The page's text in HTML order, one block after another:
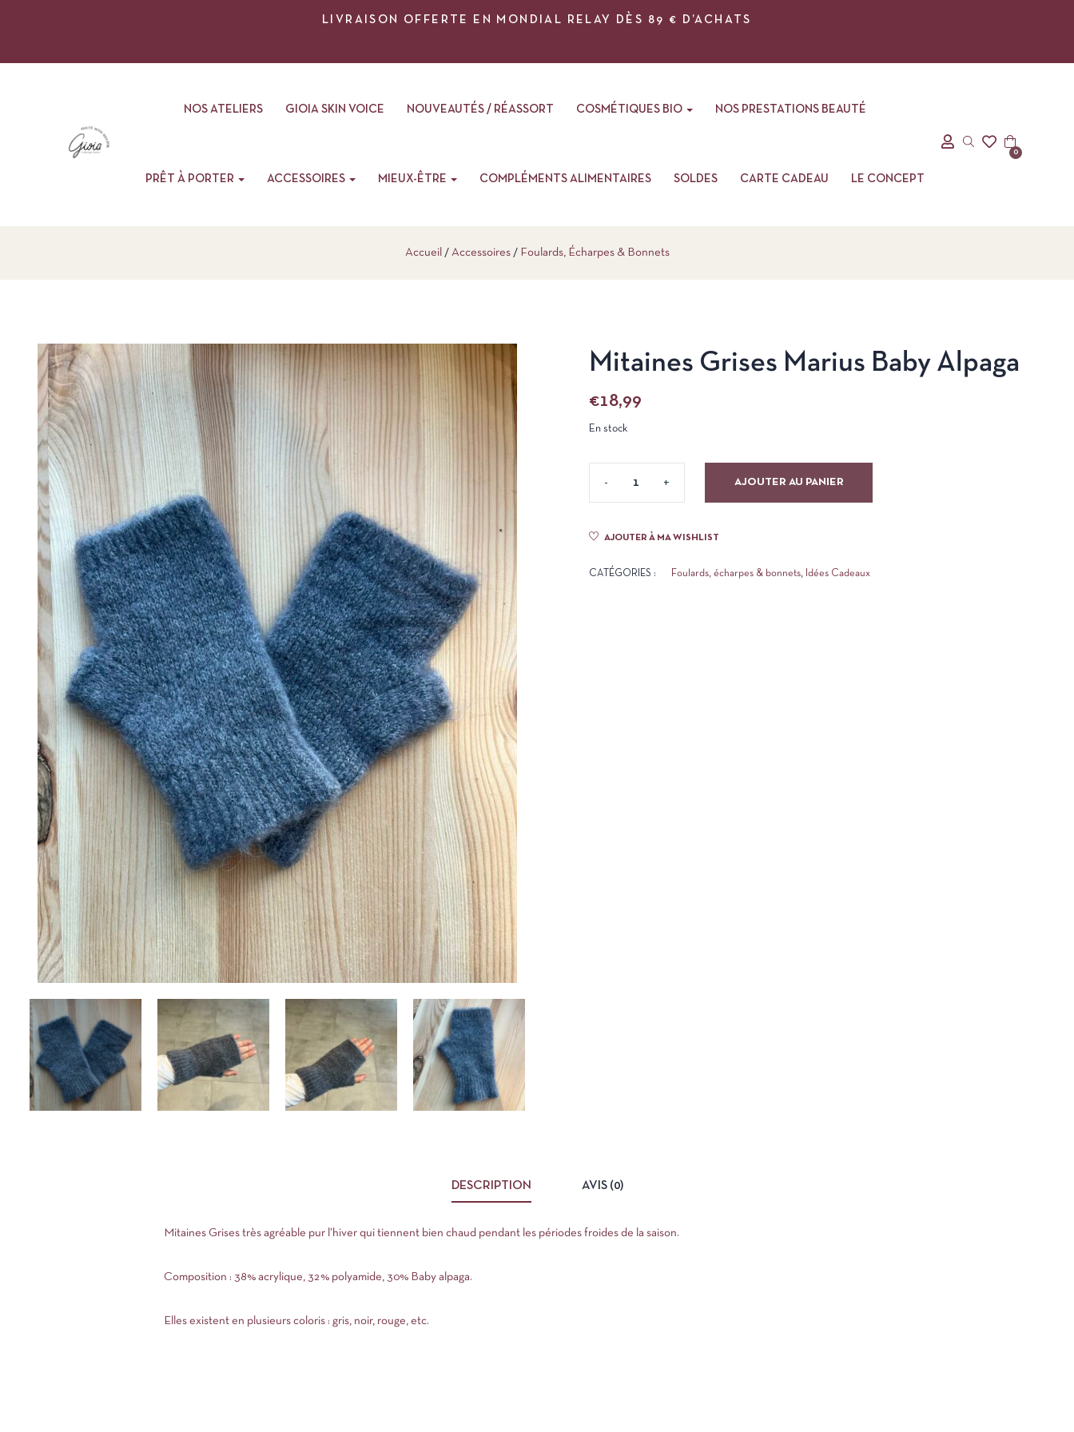
LIVRAISON OFFERTE EN MONDIAL RELAY DÈS 89 € D’ACHATS
NOS ATELIERS GIOIA SKIN VOICE NOUVEAUTÉS / RÉASSORT COSMÉTIQUES BIO NOS PRESTATIONS BEAUTÉ
PRÊT À PORTER ACCESSOIRES MIEUX-ÊTRE COMPLÉMENTS ALIMENTAIRES SOLDES CARTE CADEAU LE CONCEPT
0
Accueil Accessoires Foulards, Écharpes & Bonnets
Mitaines Grises Marius Baby Alpaga
€18,99
En stock
AJOUTER AU PANIER
AJOUTER À MA WISHLIST
CATÉGORIES : Foulards, écharpes & bonnets, Idées Cadeaux
DESCRIPTION AVIS (0)
Mitaines Grises très agréable pur l’hiver qui tiennent bien chaud pendant les périodes froides de la saison.
Composition : 38% acrylique, 32% polyamide, 30% Baby alpaga.
Elles existent en plusieurs coloris : gris, noir, rouge, etc.